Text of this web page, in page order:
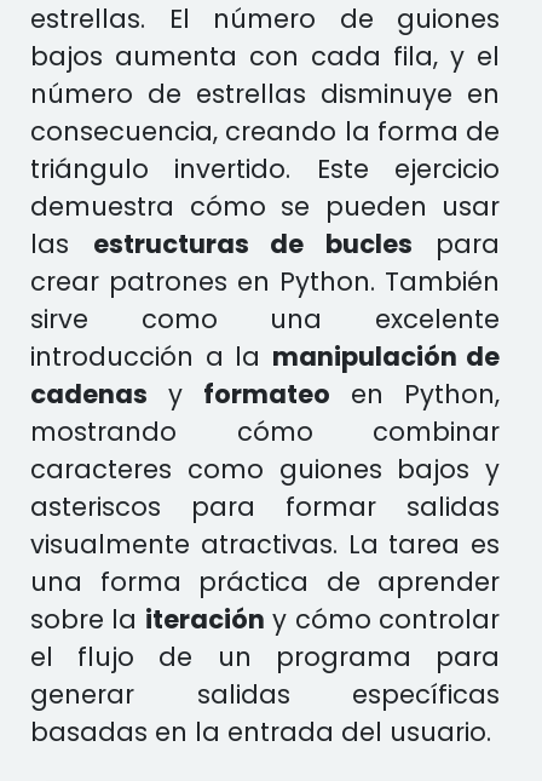
estrellas. El número de guiones
bajos aumenta con cada fila, y el
número de estrellas disminuye en
consecuencia, creando la forma de
triángulo invertido. Este ejercicio
demuestra cómo se pueden usar
las estructuras de bucles para
crear patrones en Python. También
sirve como una excelente
introducción a la manipulación de
cadenas y formateo en Python,
mostrando cómo combinar
caracteres como guiones bajos y
asteriscos para formar salidas
visualmente atractivas. La tarea es
una forma práctica de aprender
sobre la iteración y cómo controlar
el flujo de un programa para
generar salidas específicas
basadas en la entrada del usuario.